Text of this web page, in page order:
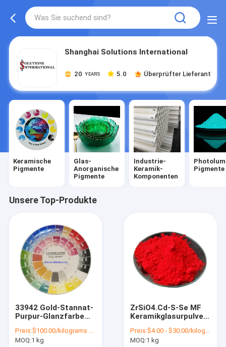
Shanghai Solutions International
20 YEARS 5.0 Überprüfter Lieferant
Keramische
Pigmente
Glas-
Anorganische
Pigmente
Industrie-
Keramik-
Komponenten
Pigmente
Unsere Top-Produkte
33942 Gold-Stannat-
Purpur-Glanzfarbe
Kunststoffkautschuk
Preis:$100.00/kilograms 1-999 kilograms
MOQ:1 kg
ZrSiO4.Cd-S-Se MF
Keramikglasurpulver
Preis:$4.00 - $30.00/kilograms
MOQ:1 kg